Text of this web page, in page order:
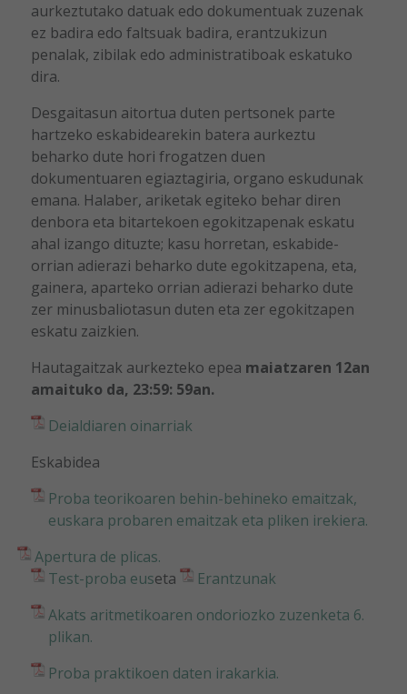
aurkeztutako datuak edo dokumentuak zuzenak
ez badira edo faltsuak badira, erantzukizun
penalak, zibilak edo administratiboak eskatuko
dira.
Desgaitasun aitortua duten pertsonek parte
hartzeko eskabidearekin batera aurkeztu
beharko dute hori frogatzen duen
dokumentuaren egiaztagiria, organo eskudunak
emana. Halaber, ariketak egiteko behar diren
denbora eta bitartekoen egokitzapenak eskatu
ahal izango dituzte; kasu horretan, eskabide-
orrian adierazi beharko dute egokitzapena, eta,
gainera, aparteko orrian adierazi beharko dute
zer minusbaliotasun duten eta zer egokitzapen
eskatu zaizkien.
Hautagaitzak aurkezteko epea maiatzaren 12an
amaituko da, 23:59: 59an.
Deialdiaren oinarriak
Eskabidea
Proba teorikoaren behin-behineko emaitzak,
euskara probaren emaitzak eta pliken irekiera.
Apertura de plicas.
Test-proba euseta
Erantzunak
Akats aritmetikoaren ondoriozko zuzenketa 6.
plikan.
Proba praktikoen daten irakarkia.